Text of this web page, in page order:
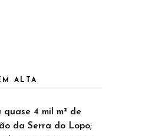
ALTA
quase 4 mil m² de
da Serra do Lopo;